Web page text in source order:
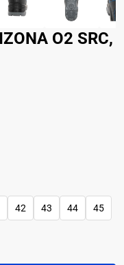
O2 SRC,
42 43 44 45